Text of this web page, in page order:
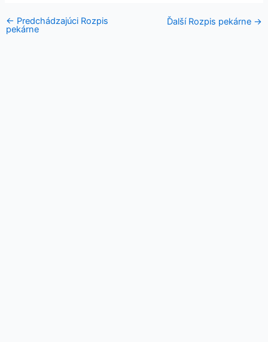
← Predchádzajúci Rozpis
pekárne
Ďalší Rozpis pekárne →